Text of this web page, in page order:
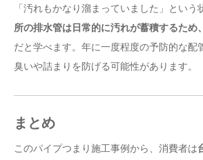
「汚れもかなり溜まっていました」という
所の排水管は日常的に汚れが蓄積するため
だと学べます。年に一度程度の予防的な配
臭いや詰まりを防げる可能性があります。
まとめ
このパイプつまり施工事例から、消費者は